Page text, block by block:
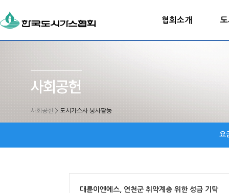
협회소개
사회공헌 > 도시가스사 봉사활동
요
대륜이엔에스, 연천군 취약계층 위한 성금 기탁